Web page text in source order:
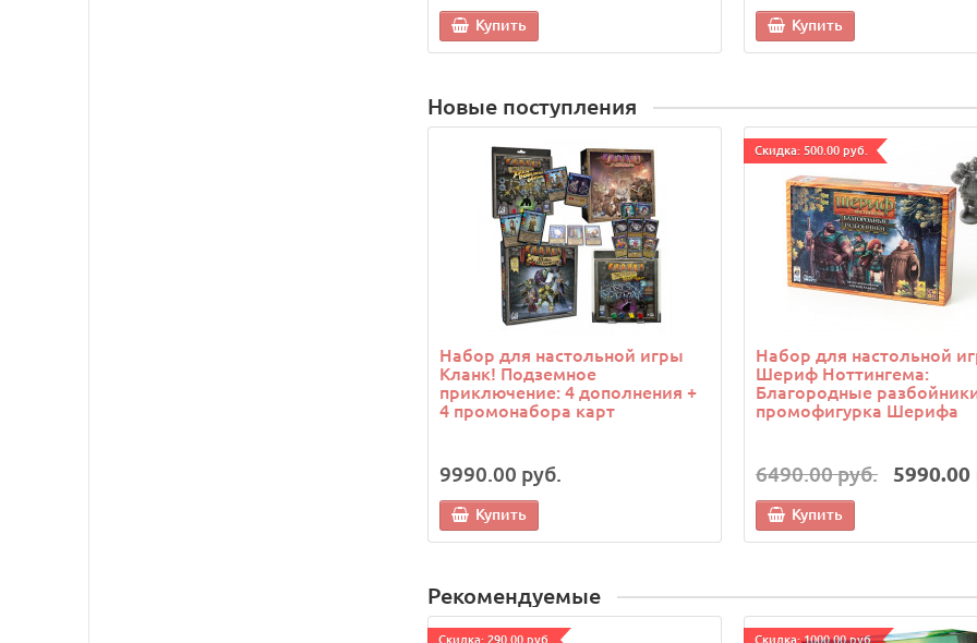
Купить Купить
Новые поступления
Набор для настольной игры
Кланк! Подземное
приключение: 4 дополнения +
4 промонабора карт
9990.00 руб.
Купить
Cкидка: 500.00 руб.
Набор для настольной
Шериф Ноттингема:
Благородные
промофигурка Шерифа
6490.00 руб. 5990.00
Купить
Рекомендуемые